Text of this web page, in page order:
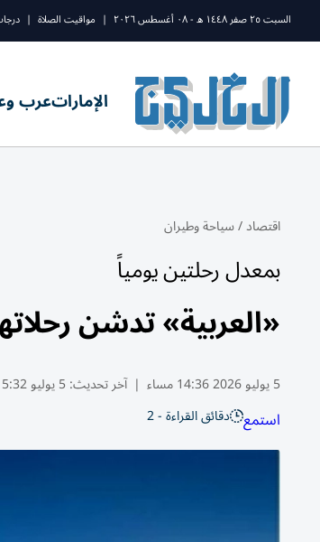
السبت ٢٥ صفر ١٤٤٨ ه - ٠٨ أغسطس ٢٠٢٦ | مواقيت الصلاة |
الإماراتعرب
اقتصاد/سياحة وطيران
بمعدل رحلتين يومياً
«العربية» تدشن
5 يوليو 2026 14:36 مساء | آخر تحديث:5 يوليو 15:32 2026
استمع دقائق القراءة - 2